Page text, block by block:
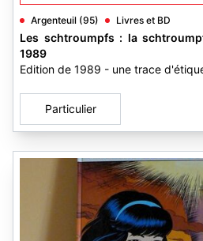
Argenteuil (95) Livres et BD
Les schtroumpfs : la
1989
Edition de 1989 - une trace
Particulier